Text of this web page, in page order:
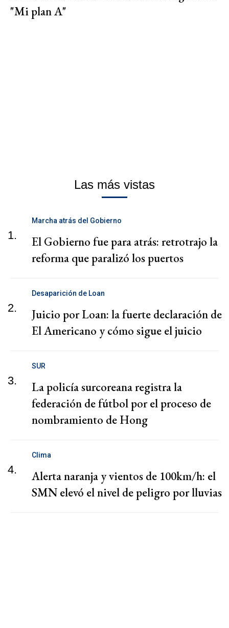
"Mi plan A"
Las más vistas
1.
Marcha atrás del Gobierno
El Gobierno fue para atrás: retrotrajo la
reforma que paralizó los puertos
2.
Desaparición de Loan
Juicio por Loan: la fuerte declaración de
El Americano y cómo sigue el juicio
3.
SUR
La policía surcoreana registra la
federación de fútbol por el proceso de
nombramiento de Hong
4.
Clima
Alerta naranja y vientos de 100km/h: el
SMN elevó el nivel de peligro por lluvias